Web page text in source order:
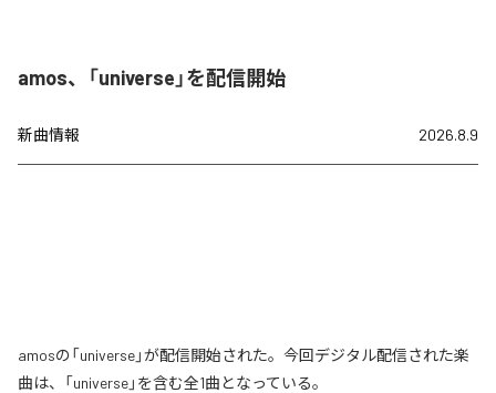
amos、「universe」を配信開始
新曲情報 2026.8.9
amosの「universe」が配信開始された。今回デジタル配信された楽
曲は、「universe」を含む全1曲となっている。